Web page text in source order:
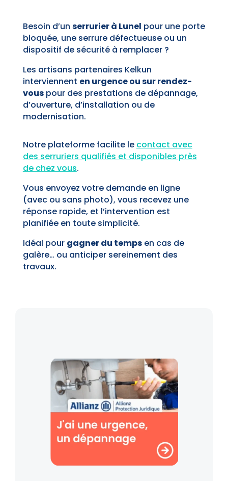
Besoin d’un serrurier à Lunel pour une porte
bloquée, une serrure défectueuse ou un
dispositif de sécurité à remplacer ?
Les artisans partenaires Kelkun
interviennent en urgence ou sur rendez-
vouspour des prestations de dépannage,
d’ouverture, d’installation ou de
modernisation.
Notre plateforme facilite le contact avec
des serruriers qualifiés et disponibles près
de chez vous.
Vous envoyez votre demande en ligne
(avec ou sans photo), vous recevez une
réponse rapide, et l’intervention est
planifiée en toute simplicité.
Idéal pour gagner du tempsen cas de
galère… ou anticiper sereinement des
travaux.